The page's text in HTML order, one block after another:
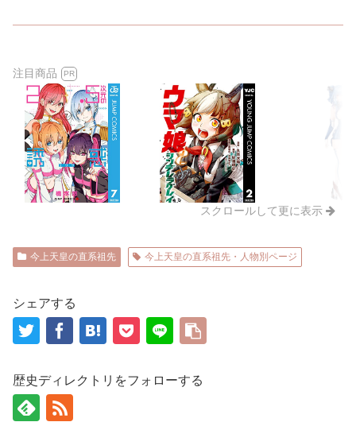
注目商品 PR
スクロールして更に表示
今上天皇の直系祖先 今上天皇の直系祖先・人物別ページ
シェアする
歴史ディレクトリをフォローする